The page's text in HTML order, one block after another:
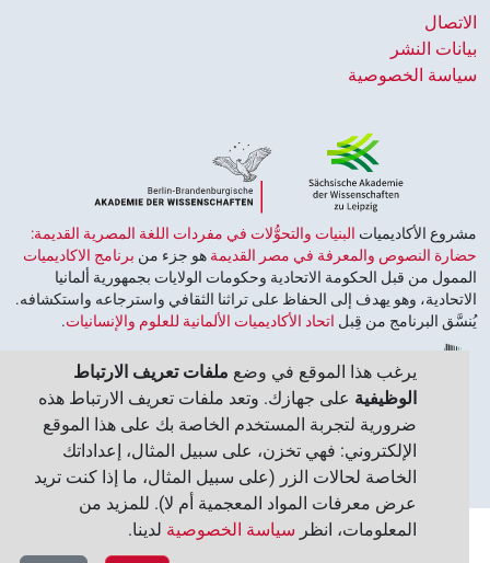
النشر
الخصوصية
الأكاديميات البنيات والتحوُّلات في مفردات اللغة المصرية القديمة:
النصوص والمعرفة في مصر القديمةهو جزء منبرنامج الاكاديميات
من قبل الحكومة الاتحادية وحكومات الولايات بجمهورية ألمانيا
وهو يهدف إلى الحفاظ على تراثنا الثقافي واسترجاعه واستكشافه.
البرنامج من قِبلاتحاد الأكاديميات الألمانية للعلوم والإنسانيات‏.
يرغب هذا الموقع في وضعملفات تعريف الارتباط
الوظيفيةعلى جهازك. وتعد ملفات تعريف الارتباط هذه
ضرورية لتجربة المستخدم الخاصة بك على هذا الموقع
الإلكتروني: فهي تخزن، على سبيل المثال، إعداداتك
الخاصة لحالات الزر (على سبيل المثال، ما إذا كنت تريد
عرض معرفات المواد المعجمية أم لا). للمزيد من
المعلومات، انظرسياسة الخصوصيةلدينا.‏